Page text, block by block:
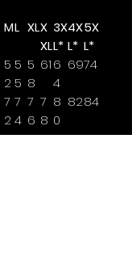
ML XLX
XL
3X
L*
4X
L*
5X
L*
5
2
5
5
5
8
616
4
6974
7
2
7
4
7
6
7
8
8
0
8284
212 2 2 2424.25